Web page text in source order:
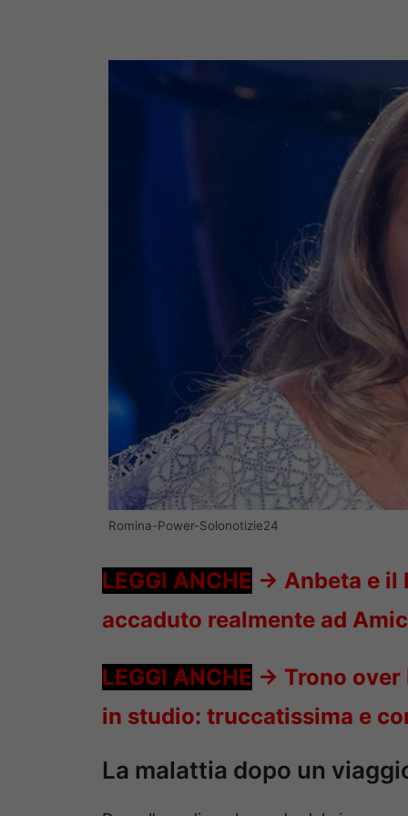
Romina-Power-Solonotizie24
LEGGI ANCHE -> Anbeta e il
accaduto realmente ad
LEGGI ANCHE -> Trono over
in studio: truccatissima e
La malattia dopo un